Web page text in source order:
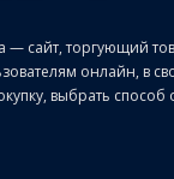
— сайт, торгующий
онлайн, в
выбрать способ